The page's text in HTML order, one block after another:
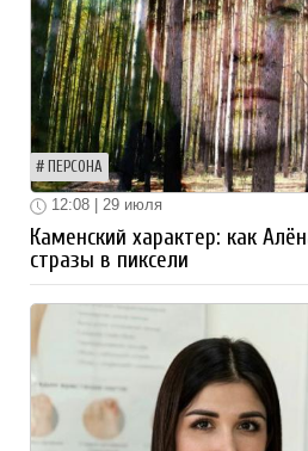
ПЕРСОНА
12:08 | 29 июля
Каменский характер: как
стразы в пиксели